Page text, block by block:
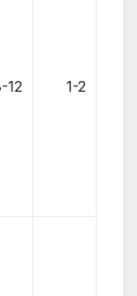
1-2
12